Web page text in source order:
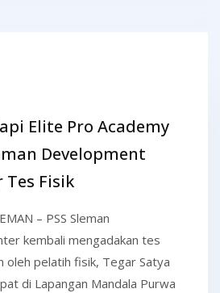
Elite Pro Academy
Development
Tes Fisik
– PSS Sleman
kembali mengadakan tes
oleh pelatih fisik, Tegar Satya
di Lapangan Mandala Purwa